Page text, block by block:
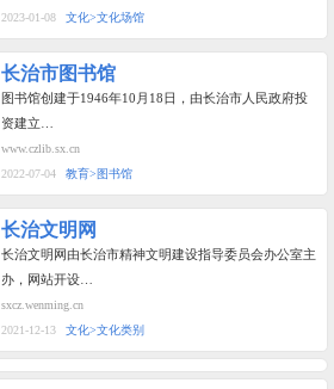
2023-01-08
文化>文化场馆
长治市图书馆
图书馆创建于1946年10月18日，由长治市人民政府投
资建立…
www.czlib.sx.cn
2022-07-04
教育>图书馆
长治文明网
长治文明网由长治市精神文明建设指导委员会办公室主
办，网站开设…
sxcz.wenming.cn
2021-12-13
文化>文化类别